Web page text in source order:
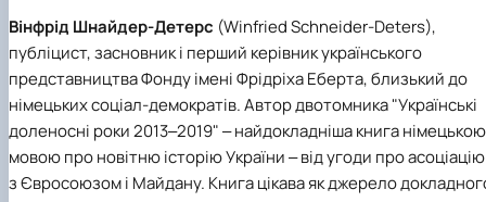
Вінфрід Шнайдер-Детерс (Winfried Schneider-Deters),
публіцист, засновник і перший керівник українського
представництва Фонду імені Фрідріха Еберта, близький до
німецьких соціал-демократів. Автор двотомника "Українські
доленосні роки 2013‒2019" ‒ найдокладніша книга німецькою
мовою про новітню історію України ‒ від угоди про асоціацію
з Євросоюзом і Майдану. Книга цікава як джерело